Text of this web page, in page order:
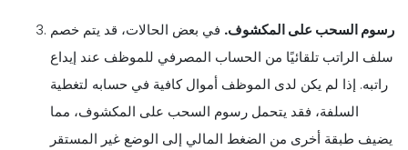
رسوم السحب على المكشوف. في بعض الحالات، قد يتم خصم
سلف الراتب تلقائيًا من الحساب المصرفي للموظف عند إيداع
راتبه. إذا لم يكن لدى الموظف أموال كافية في حسابه لتغطية
السلفة، فقد يتحمل رسوم السحب على المكشوف، مما
يضيف طبقة أخرى من الضغط المالي إلى الوضع غير المستقر